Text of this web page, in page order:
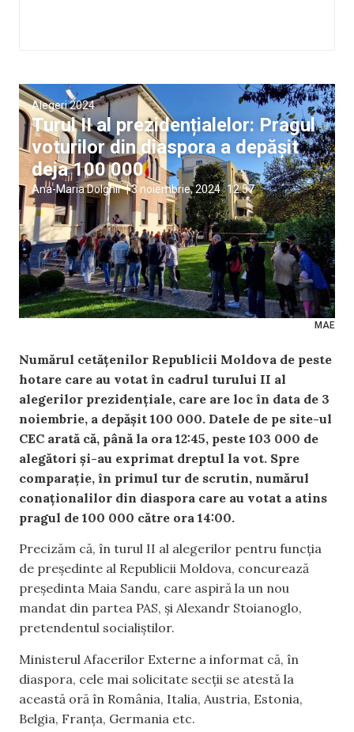
MAE
Alegeri 2024
Turul II al prezidențialelor: Pragul
voturilor din diaspora a depășit
deja 100 000
Ana-Maria Dolghii |3 noiembrie, 2024 12:57
Numărul cetățenilor Republicii Moldova de peste
hotare care au votat în cadrul turului II al
alegerilor prezidențiale, care are loc în data de 3
noiembrie, a depășit 100 000. Datele de pe site-ul
CEC arată că, până la ora 12:45, peste 103 000 de
alegători și-au exprimat dreptul la vot. Spre
comparație, în primul tur de scrutin, numărul
conaționalilor din diaspora care au votat a atins
pragul de 100 000 către ora 14:00.
Precizăm că, în turul II al alegerilor pentru funcția
de președinte al Republicii Moldova, concurează
președinta Maia Sandu, care aspiră la un nou
mandat din partea PAS, și Alexandr Stoianoglo,
pretendentul socialiștilor.
Ministerul Afacerilor Externe a informat că, în
diaspora, cele mai solicitate secții se atestă la
această oră în România, Italia, Austria, Estonia,
Belgia, Franța, Germania etc.